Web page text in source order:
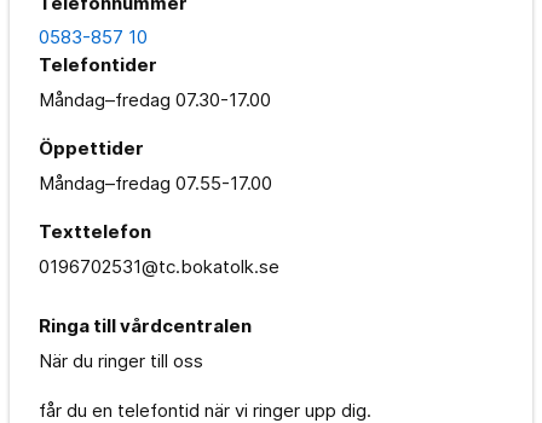
0583-857 10
Telefontider
Måndag–fredag 07.30-17.00
Öppettider
Måndag–fredag 07.55-17.00
Texttelefon
0196702531@tc.bokatolk.se
Ringa till vårdcentralen
När du ringer till oss
får du en telefontid när vi ringer upp dig.